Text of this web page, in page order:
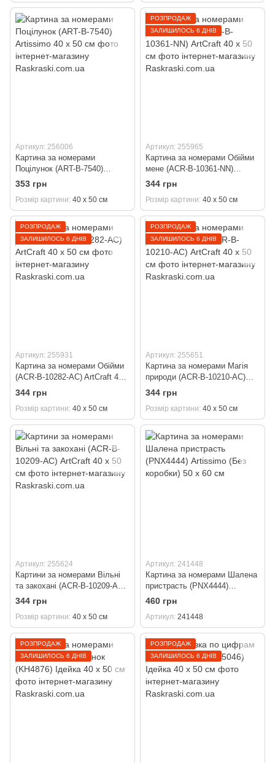
Артикул: 256006
Картина за номерами
Поцілунок (ART-B-7540)
Artissimo 40 х 50 см
353 грн
Розмір картини 40 х 50 см
РОЗПРОДАЖ
ЗАЛИШИЛОСЬ 6 ДНІВ
Артикул: 255965
Картина за номерами Обійми
мене (ACR-B-10361-NN)
ArtCraft 40 х 50 см
344 грн
Розмір картини 40 х 50 см
РОЗПРОДАЖ
ЗАЛИШИЛОСЬ 6 ДНІВ
Артикул: 255931
Картина за номерами Обійми
(ACR-B-10282-AC) ArtCraft 40 х
50 см
344 грн
Розмір картини 40 х 50 см
РОЗПРОДАЖ
ЗАЛИШИЛОСЬ 6 ДНІВ
Артикул: 255651
Картина за номерами Магія
природи (ACR-B-10210-AC)
ArtCraft 40 х 50 см
344 грн
Розмір картини 40 х 50 см
Артикул: 255624
Картини за номерами Вільні
та закохані (ACR-B-10209-AC)
ArtCraft 40 х 50 см
344 грн
Розмір картини 40 х 50 см
Артикул: 241448
Картина за номерами Шалена
пристрасть (PNX4444)
Artissimo (Без коробки) 50 х
460 грн
Артикул 241448
РОЗПРОДАЖ
ЗАЛИШИЛОСЬ 6 ДНІВ
РОЗПРОДАЖ
ЗАЛИШИЛОСЬ 6 ДНІВ